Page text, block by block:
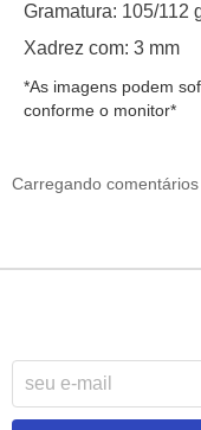
Gramatura: 105/112
Xadrez com: 3 mm
*As imagens podem
conforme o monitor*
Carregando comentários